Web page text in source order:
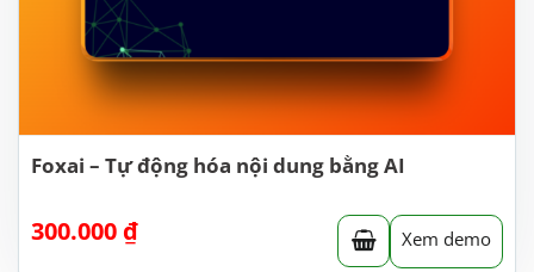
Foxai – Tự động hóa nội dung bằng AI
300.000 ₫ Xem demo